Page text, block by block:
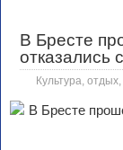
В Бресте
отказались
Культура,